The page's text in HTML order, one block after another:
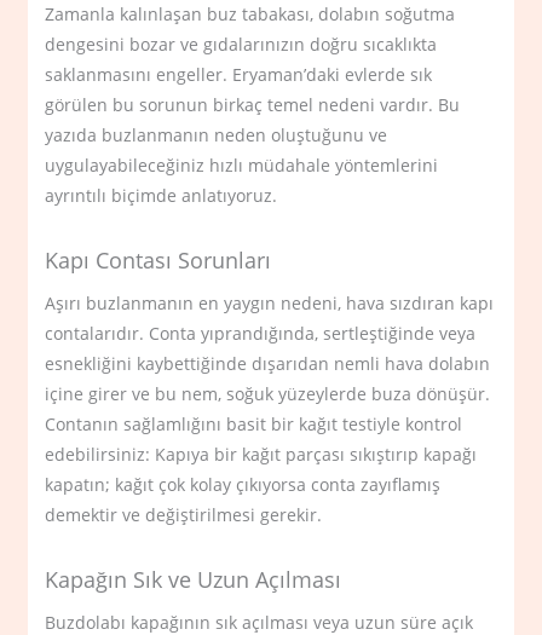
Zamanla kalınlaşan buz tabakası, dolabın soğutma
dengesini bozar ve gıdalarınızın doğru sıcaklıkta
saklanmasını engeller. Eryaman’daki evlerde sık
görülen bu sorunun birkaç temel nedeni vardır. Bu
yazıda buzlanmanın neden oluştuğunu ve
uygulayabileceğiniz hızlı müdahale yöntemlerini
ayrıntılı biçimde anlatıyoruz.
Kapı Contası Sorunları
Aşırı buzlanmanın en yaygın nedeni, hava sızdıran kapı
contalarıdır. Conta yıprandığında, sertleştiğinde veya
esnekliğini kaybettiğinde dışarıdan nemli hava dolabın
içine girer ve bu nem, soğuk yüzeylerde buza dönüşür.
Contanın sağlamlığını basit bir kağıt testiyle kontrol
edebilirsiniz: Kapıya bir kağıt parçası sıkıştırıp kapağı
kapatın; kağıt çok kolay çıkıyorsa conta zayıflamış
demektir ve değiştirilmesi gerekir.
Kapağın Sık ve Uzun Açılması
Buzdolabı kapağının sık açılması veya uzun süre açık